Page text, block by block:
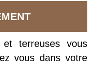
terreuses vous
vous dans votre